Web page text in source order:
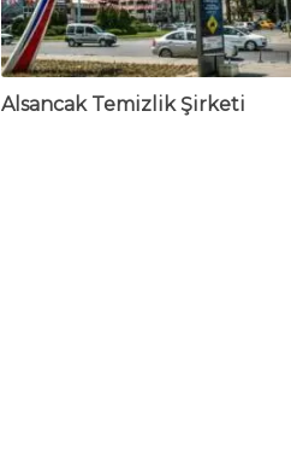
Alsancak Temizlik Şirketi